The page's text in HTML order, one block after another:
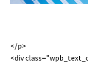
</p>
<div